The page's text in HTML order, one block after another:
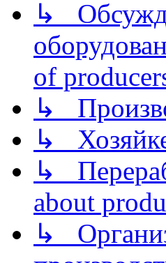
↳
of
↳
↳
↳
about
↳